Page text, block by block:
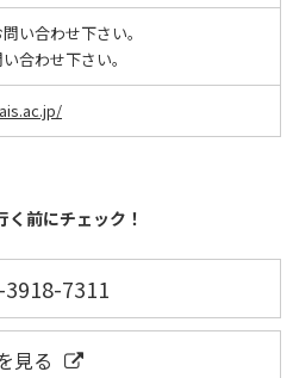
い合わせ下さい。
合わせ下さい。
く前にチェック！
3918-7311
見る